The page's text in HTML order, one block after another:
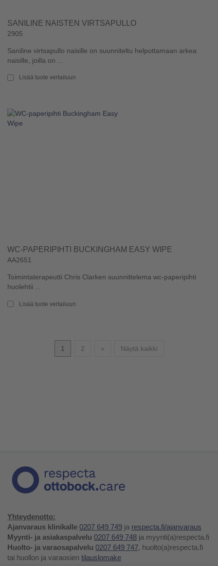
SANILINE NAISTEN VIRTSAPULLO
2905
Saniline virtsapullo naisille on suunniteltu helpottamaan arkea
naisille, joilla on ...
Lisää tuote vertailuun
WC-PAPERIPIHTI BUCKINGHAM EASY WIPE
AA2651
Toimintaterapeutti Chris Clarken suunnittelema wc-paperipihti
huolehtii ...
Lisää tuote vertailuun
1 2 »SeuraavaNäytä kaikki
Yhteydenotto:
Ajanvaraus klinikalle 0207 649 749 ja respecta.fi/ajanvaraus
Myynti- ja asiakaspalvelu 0207 649 748 ja myynti(a)respecta.fi
Huolto- ja varaosapalvelu 0207 649 747, huolto(a)respecta.fi
tai huollon ja varaosien tilauslomake